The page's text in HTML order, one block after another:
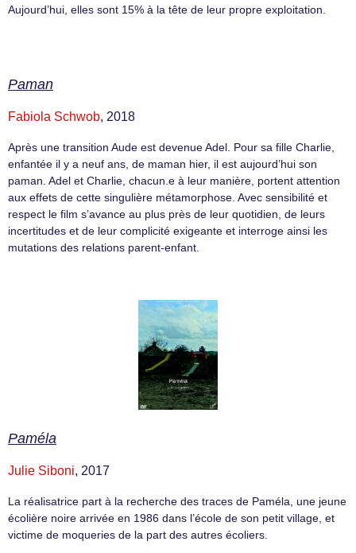
Aujourd’hui, elles sont 15% à la tête de leur propre exploitation.
Paman
Fabiola Schwob, 2018
Après une transition Aude est devenue Adel. Pour sa fille Charlie,
enfantée il y a neuf ans, de maman hier, il est aujourd’hui son
paman. Adel et Charlie, chacun.e à leur manière, portent attention
aux effets de cette singulière métamorphose. Avec sensibilité et
respect le film s’avance au plus près de leur quotidien, de leurs
incertitudes et de leur complicité exigeante et interroge ainsi les
mutations des relations parent-enfant.
Paméla
Julie Siboni, 2017
La réalisatrice part à la recherche des traces de Paméla, une jeune
écolière noire arrivée en 1986 dans l’école de son petit village, et
victime de moqueries de la part des autres écoliers.